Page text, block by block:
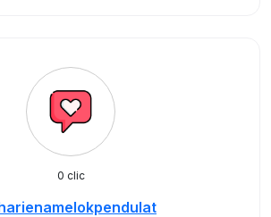
0 clic